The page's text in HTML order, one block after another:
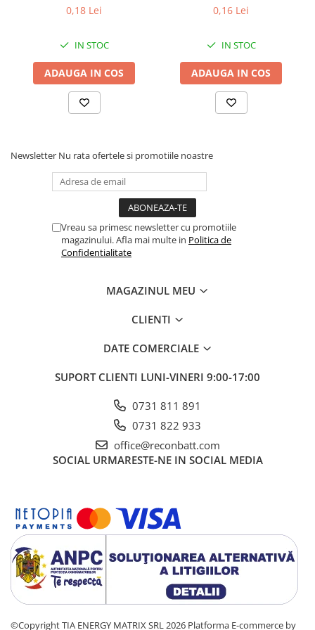
Toate aceste caracteristici rezulta intr-o baterie performanta si
a bateriei va fi mult mai mic decat al unei baterii cu un cost de
Asamblat in Romania
Garantie 24luni
set 100 bucati
0,18 Lei
IN STOC
ADAUGA IN COS
set 100 bucati
0,16 Lei
IN STOC
ADAUGA IN COS
Newsletter Nu rata ofertele si promotiile noastre
Vreau sa primesc newsletter cu promotiile
magazinului. Afla mai multe in Politica de
Confidentialitate
MAGAZINUL MEU
CLIENTI
DATE COMERCIALE
SUPORT CLIENTI LUNI-VINERI 9:00-17:00
0731 811 891
0731 822 933
office@reconbatt.com
SOCIAL URMARESTE-NE IN SOCIAL MEDIA
©Copyright TIA ENERGY MATRIX SRL 2026 Platforma E-commerce by